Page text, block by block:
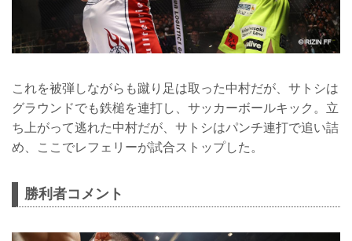
これを被弾しながらも蹴り足は取った中村だが、サトシは
グラウンドでも鉄槌を連打し、サッカーボールキック。立
ち上がって逃れた中村だが、サトシはパンチ連打で追い詰
め、ここでレフェリーが試合ストップした。
勝利者コメント